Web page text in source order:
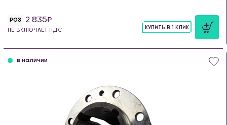
РОЗ 2 835
НЕ ВКЛЮЧАЕТ НДС
КУПИТЬ В 1 КЛИК
в наличии